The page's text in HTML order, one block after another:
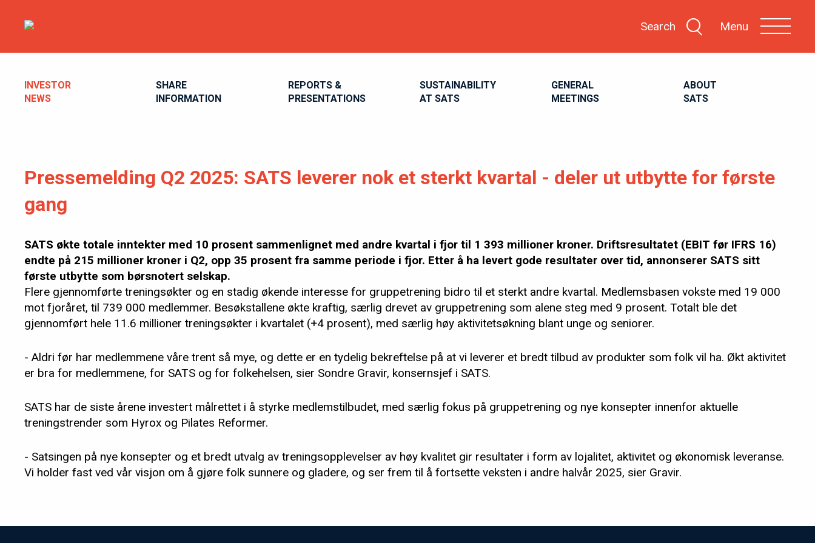
Search Menu
INVESTOR
NEWS
SHARE
INFORMATION
REPORTS &
PRESENTATIONS
SUSTAINABILITY
AT SATS
GENERAL
MEETINGS
ABOUT
SATS
Pressemelding Q2 2025: SATS leverer nok et sterkt kvartal - deler ut utbytte for første
gang
SATS økte totale inntekter med 10 prosent sammenlignet med andre kvartal i fjor til 1 393 millioner kroner. Driftsresultatet (EBIT før IFRS 16)
endte på 215 millioner kroner i Q2, opp 35 prosent fra samme periode i fjor. Etter å ha levert gode resultater over tid, annonserer SATS sitt
første utbytte som børsnotert selskap.
Flere gjennomførte treningsøkter og en stadig økende interesse for gruppetrening bidro til et sterkt andre kvartal. Medlemsbasen vokste med 19 000
mot fjoråret, til 739 000 medlemmer. Besøkstallene økte kraftig, særlig drevet av gruppetrening som alene steg med 9 prosent. Totalt ble det
gjennomført hele 11.6 millioner treningsøkter i kvartalet (+4 prosent), med særlig høy aktivitetsøkning blant unge og seniorer.
- Aldri før har medlemmene våre trent så mye, og dette er en tydelig bekreftelse på at vi leverer et bredt tilbud av produkter som folk vil ha. Økt aktivitet
er bra for medlemmene, for SATS og for folkehelsen, sier Sondre Gravir, konsernsjef i SATS.
SATS har de siste årene investert målrettet i å styrke medlemstilbudet, med særlig fokus på gruppetrening og nye konsepter innenfor aktuelle
treningstrender som Hyrox og Pilates Reformer.
- Satsingen på nye konsepter og et bredt utvalg av treningsopplevelser av høy kvalitet gir resultater i form av lojalitet, aktivitet og økonomisk leveranse.
Vi holder fast ved vår visjon om å gjøre folk sunnere og gladere, og ser frem til å fortsette veksten i andre halvår 2025, sier Gravir.